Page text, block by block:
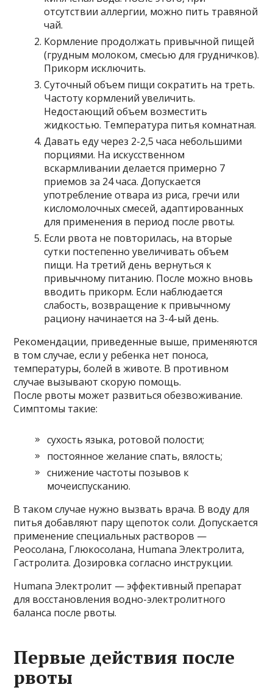
отсутствии аллергии, можно пить травяной
чай.
Кормление продолжать привычной пищей
(грудным молоком, смесью для грудничков).
Прикорм исключить.
Суточный объем пищи сократить на треть.
Частоту кормлений увеличить.
Недостающий объем возместить
жидкостью. Температура питья комнатная.
Давать еду через 2-2,5 часа небольшими
порциями. На искусственном
вскармливании делается примерно 7
приемов за 24 часа. Допускается
употребление отвара из риса, гречи или
кисломолочных смесей, адаптированных
для применения в период после рвоты.
Если рвота не повторилась, на вторые
сутки постепенно увеличивать объем
пищи. На третий день вернуться к
привычному питанию. После можно вновь
вводить прикорм. Если наблюдается
слабость, возвращение к привычному
рациону начинается на 3-4-ый день.
Рекомендации, приведенные выше, применяются
в том случае, если у ребенка нет поноса,
температуры, болей в животе. В противном
случае вызывают скорую помощь.
После рвоты может развиться обезвоживание.
Симптомы такие:
сухость языка, ротовой полости;
постоянное желание спать, вялость;
снижение частоты позывов к
мочеиспусканию.
В таком случае нужно вызвать врача. В воду для
питья добавляют пару щепоток соли. Допускается
применение специальных растворов —
Реосолана, Глюкосолана, Humana Электролита,
Гастролита. Дозировка согласно инструкции.
Humana Электролит — эффективный препарат
для восстановления водно-электролитного
баланса после рвоты.
Первые действия после
рвоты